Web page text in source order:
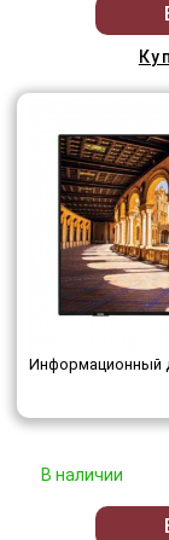
Информационный
В наличии